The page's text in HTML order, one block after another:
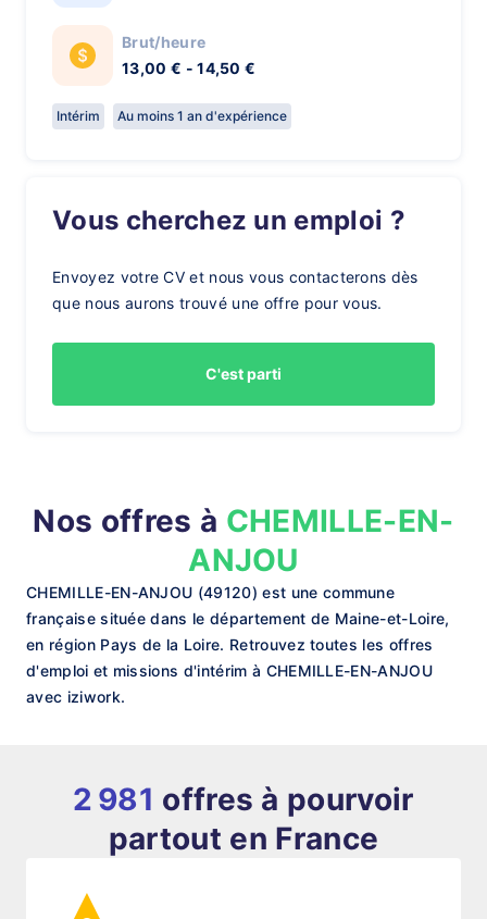
Brut/heure
13,00 € - 14,50 €
Intérim Au moins 1 an d'expérience
Vous cherchez un emploi ?
Envoyez votre CV et nous vous contacterons dès
que nous aurons trouvé une offre pour vous.
C'est parti
Nos offres à CHEMILLE-EN-
ANJOU
CHEMILLE-EN-ANJOU (49120) est une commune
française située dans le département de Maine-et-Loire,
en région Pays de la Loire. Retrouvez toutes les offres
d'emploi et missions d'intérim à CHEMILLE-EN-ANJOU
avec iziwork.
2 981 offres à pourvoir
partout en France